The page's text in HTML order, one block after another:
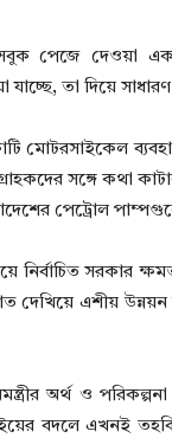
পেজে দেওয়া
তা দিয়ে সাধারণ
মোটরসাইকেল
সঙ্গে কথা
পেট্রোল
নির্বাচিত
এশীয় উন্নয়ন
অর্থ ও
বদলে এখনই